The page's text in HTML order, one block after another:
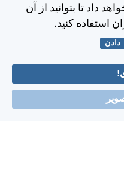
داد تا بتوانيد از آن
استفاده كنيد.
دادن